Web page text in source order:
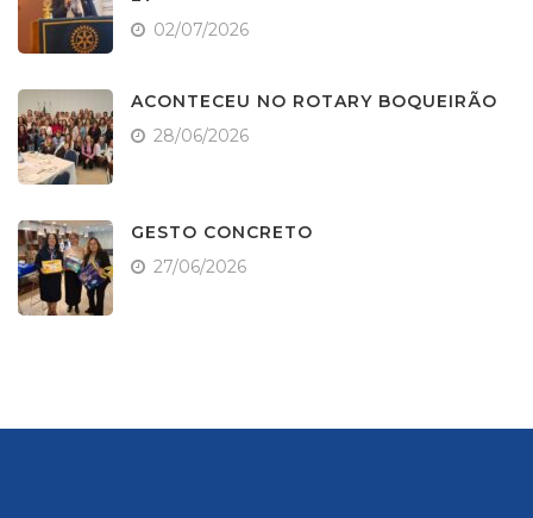
02/07/2026
ACONTECEU NO ROTARY BOQUEIRÃO
28/06/2026
GESTO CONCRETO
27/06/2026